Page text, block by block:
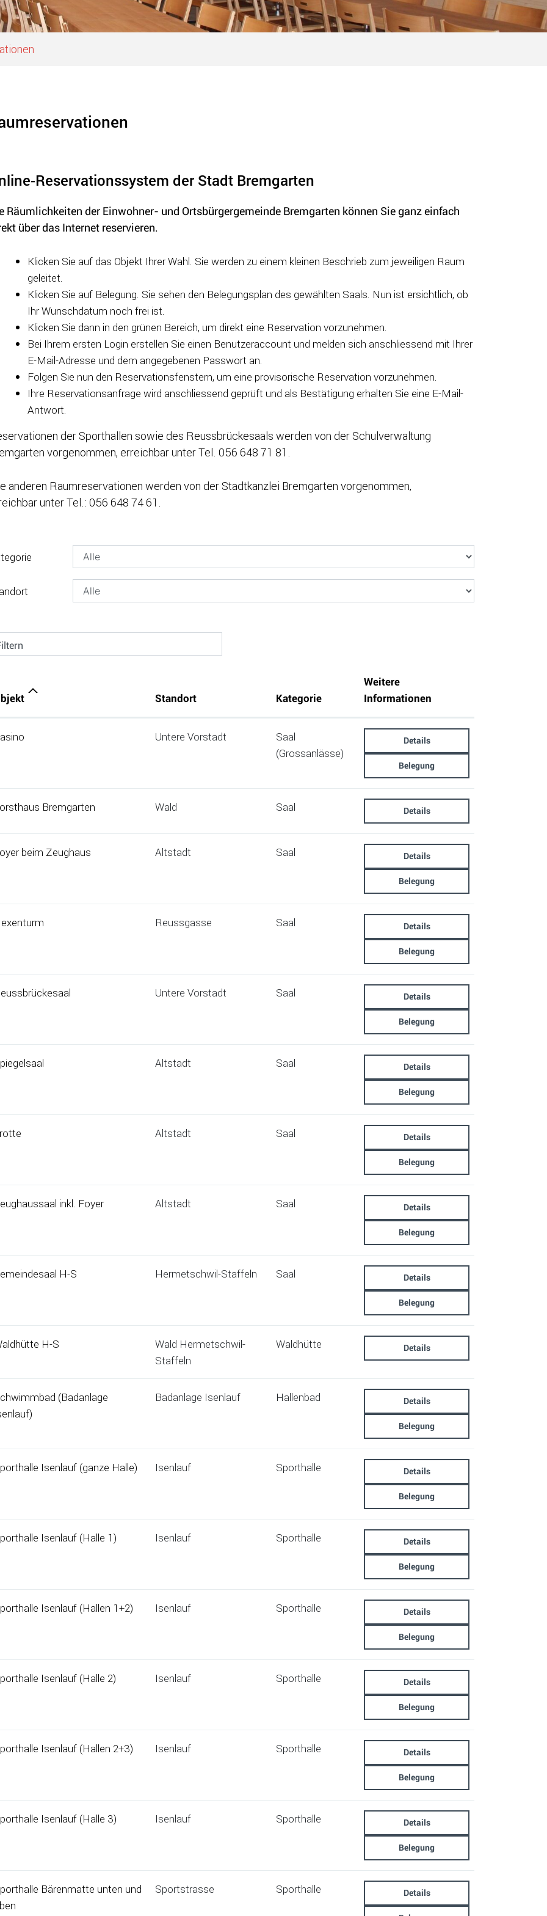
Reservationssystem der Stadt Bremgarten
Räumlichkeiten der Einwohner- und Ortsbürgergemeinde Bremgarten können Sie ganz einfach
über das Internet reservieren.
Klicken Sie auf das Objekt Ihrer Wahl. Sie werden zu einem kleinen Beschrieb zum jeweiligen Raum
geleitet.
Klicken Sie auf Belegung. Sie sehen den Belegungsplan des gewählten Saals. Nun ist ersichtlich, ob
Ihr Wunschdatum noch frei ist.
Klicken Sie dann in den grünen Bereich, um direkt eine Reservation vorzunehmen.
Bei Ihrem ersten Login erstellen Sie einen Benutzeraccount und melden sich anschliessend mit Ihrer
E-Mail-Adresse und dem angegebenen Passwort an.
Folgen Sie nun den Reservationsfenstern, um eine provisorische Reservation vorzunehmen.
Ihre Reservationsanfrage wird anschliessend geprüft und als Bestätigung erhalten Sie eine E-Mail-
Antwort.
der Sporthallen sowie des Reussbrückesaals werden von der Schulverwaltung
vorgenommen, erreichbar unter Tel. 056 648 71 81.
anderen Raumreservationen werden von der Stadtkanzlei Bremgarten vorgenommen,
unter Tel.: 056 648 74 61.
Standort Kategorie
Weitere
Informationen
Untere Vorstadt
Saal
(Grossanlässe)
Details
Belegung
Bremgarten Wald Saal Details
beim Zeughaus Altstadt Saal Details
Belegung
Reussgasse Saal Details
Belegung
Untere Vorstadt Saal Details
Belegung
Altstadt Saal Details
Belegung
Altstadt Saal Details
Belegung
inkl. Foyer Altstadt Saal Details
Belegung
H-S Hermetschwil-Staffeln Saal Details
Belegung
H-S
Wald Hermetschwil-
Staffeln
Waldhütte Details
(Badanlage
Badanlage Isenlauf Hallenbad Details
Belegung
Isenlauf (ganze Halle) Isenlauf Sporthalle Details
Belegung
Isenlauf (Halle 1) Isenlauf Sporthalle Details
Belegung
Isenlauf (Hallen 1+2) Isenlauf Sporthalle Details
Belegung
Isenlauf (Halle 2) Isenlauf Sporthalle Details
Belegung
Isenlauf (Hallen 2+3) Isenlauf Sporthalle Details
Belegung
Isenlauf (Halle 3) Isenlauf Sporthalle Details
Belegung
Bärenmatte unten und
Sportstrasse Sporthalle Details